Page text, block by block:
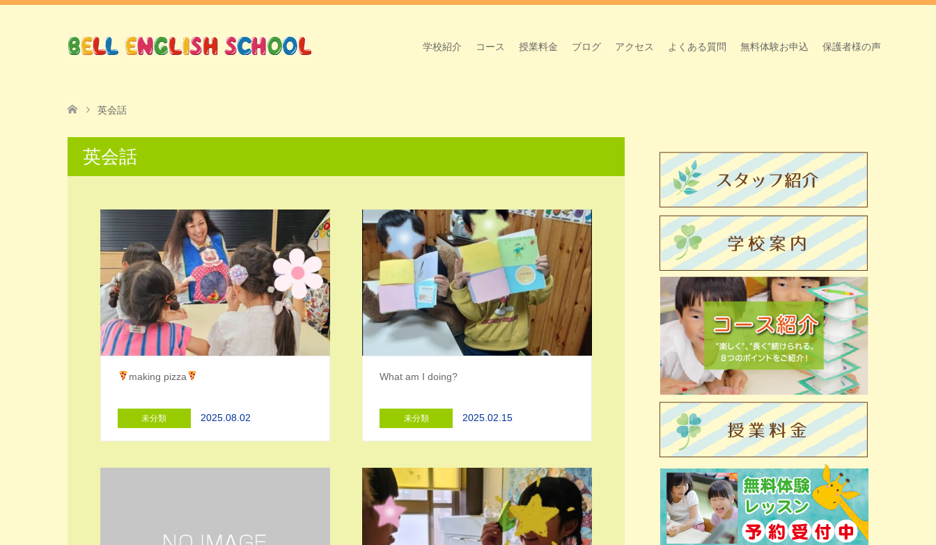
学校紹介 コース 授業料金 ブログ アクセス よくある質問 無料体験お申込 保護者様の声
英会話
英会話
making pizza
未分類 2025.08.02
What am I doing?
未分類 2025.02.15